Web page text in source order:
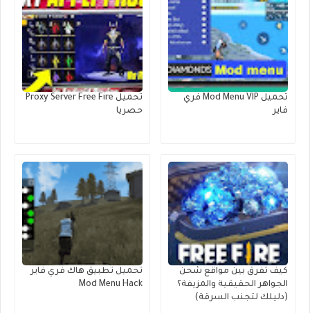
تحميل Mod Menu VIP فري
فاير
تحميل Proxy Server Free Fire
حصريا
كيف تفرق بين مواقع شحن
الجواهر الحقيقية والمزيفة؟
(دليلك لتجنب السرقة)
تحميل تطبيق هاك فري فاير
Mod Menu Hack